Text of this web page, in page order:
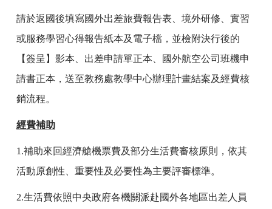
請於返國後填寫國外出差旅費報告表、境外研修、實習
或服務學習心得報告紙本及電子檔，並檢附決行後的
【簽呈】影本、出差申請單正本、國外航空公司班機申
請書正本，送至教務處教學中心辦理計畫結案及經費核
銷流程。
經費補助
1.補助來回經濟艙機票費及部分生活費審核原則，依其
活動原創性、重要性及必要性為主要評審標準。
2.生活費依照中央政府各機關派赴國外各地區出差人員